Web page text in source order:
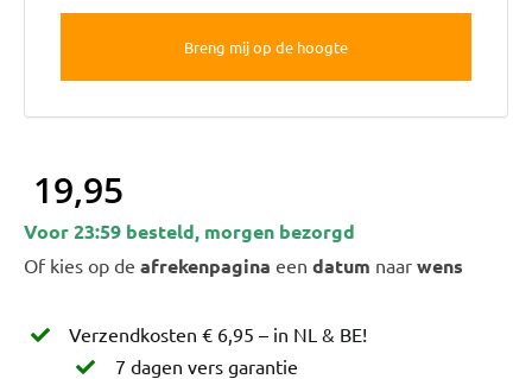
19,95
Voor 23:59 besteld, morgen bezorgd
Of kies op de afrekenpagina een datum naar wens
Verzendkosten € 6,95 – in NL & BE!
7 dagen vers garantie